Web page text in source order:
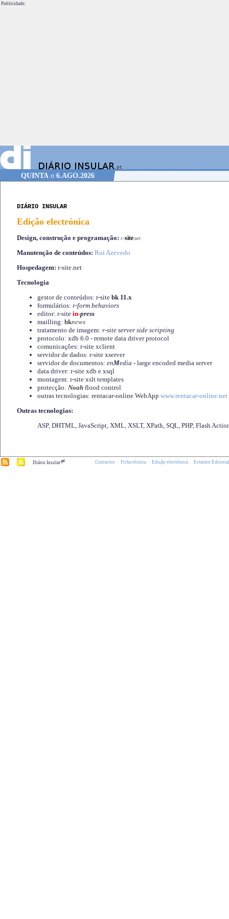
Publicidade.
QUINTAo 6.AGO.2026
DIÁRIO INSULAR
Edição electrónica
Design, construção e programação: r-site.net
Manutenção de conteúdos: Rui Azevedo
Hospedagem: r-site.net
Tecnologia
gestor de conteúdos: r-site bk 11.x
formulários: r-form behaviors
editor: r-site in-press
mailling: bknews
tratamento de imagem: r-site server side scripting
protocolo: xdb 6.0 - remote data driver protocol
comunicações: r-site xclient
servidor de dados: r-site xserver
servidor de documentos: enMedia - large encoded media server
data driver: r-site xdb e xsql
montagem: r-site xslt templates
protecção: Noah flood control
outras tecnologias: rentacar-online WebApp www.rentacar-online.net
Outras tecnologias:
ASP, DHTML, JavaScript, XML, XSLT, XPath, SQL, PHP, Flash
Diário Insular.pt Contactos Ficha técnica Edição electrónica Estatuto Editorial